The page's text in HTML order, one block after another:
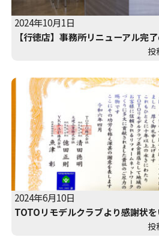
2024年10月1日
【行徳店】事務所リニューアル完
投
2024年6月10日
TOTOリモデルクラブより感謝状
投